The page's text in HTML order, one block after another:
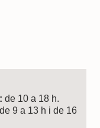
de 10 a 18 h.
de 9 a 13 h i de 16